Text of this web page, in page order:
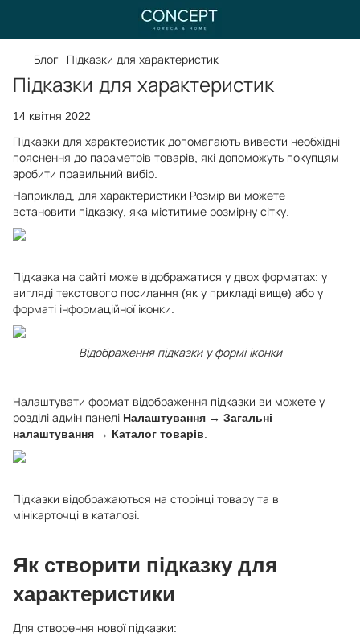
Блог Підказки для характеристик
Підказки для характеристик
14 квітня 2022
Підказки для характеристик допомагають вивести необхідні
пояснення до параметрів товарів, які допоможуть покупцям
зробити правильний вибір.
Наприклад, для характеристики Розмір ви можете
встановити підказку, яка міститиме розмірну сітку.
Підказка на сайті може відображатися у двох форматах: у
вигляді текстового посилання (як у прикладі вище) або у
форматі інформаційної іконки.
Відображення підказки у формі іконки
Налаштувати формат відображення підказки ви можете у
розділі адмін панелі Налаштування → Загальні
налаштування → Каталог товарів
Підказки відображаються на сторінці товару та в
мінікарточці в каталозі.
Як створити підказку для
характеристики
Для створення нової підказки: